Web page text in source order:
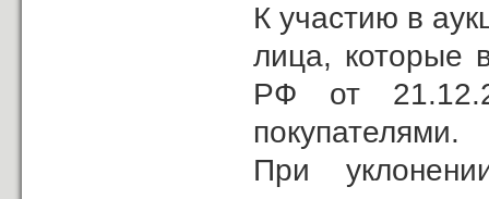
К участию в
лица, которые
РФ от
покупателями.
При